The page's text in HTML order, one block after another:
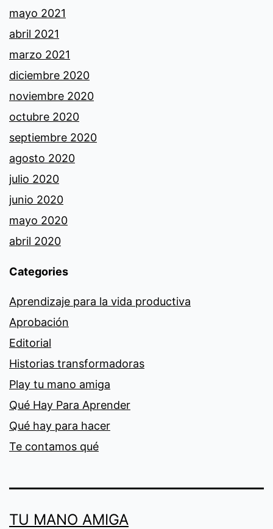
mayo 2021
abril 2021
marzo 2021
diciembre 2020
noviembre 2020
octubre 2020
septiembre 2020
agosto 2020
julio 2020
junio 2020
mayo 2020
abril 2020
Categories
Aprendizaje para la vida productiva
Aprobación
Editorial
Historias transformadoras
Play tu mano amiga
Qué Hay Para Aprender
Qué hay para hacer
Te contamos qué
TU MANO AMIGA